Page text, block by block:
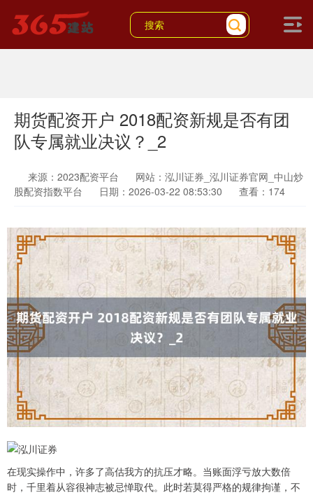
期货配资开户 2018配资新规是否有团
队专属就业决议？_2
来源：2023配资平台
网站：泓川证券_泓川证券官网_中山炒
股配资指数平台
日期：2026-03-22 08:53:30 查看：174
在现实操作中，许多了高估我方的抗压才略。当账面浮亏放大数倍
时，千里着从容很神志被忌惮取代。此时若莫得严格的规律拘谨，不